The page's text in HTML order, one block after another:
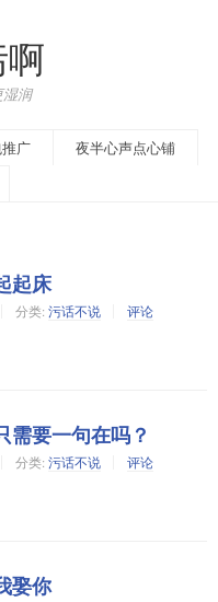
润
广
夜半心声点心铺
起床
分类: 污话不说 评论
需要一句在吗？
分类: 污话不说 评论
娶你